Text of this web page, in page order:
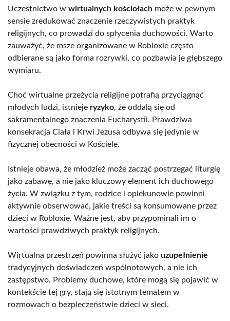
Uczestnictwo w wirtualnych kościołach może w pewnym
sensie zredukować znaczenie rzeczywistych praktyk
religijnych, co prowadzi do spłycenia duchowości. Warto
zauważyć, że msze organizowane w Robloxie często
odbierane są jako forma rozrywki, co pozbawia je głębszego
wymiaru.
Choć wirtualne przeżycia religijne potrafią przyciągnąć
młodych ludzi, istnieje ryzyko, że oddalą się od
sakramentalnego znaczenia Eucharystii. Prawdziwa
konsekracja Ciała i Krwi Jezusa odbywa się jedynie w
fizycznej obecności w Kościele.
Istnieje obawa, że młodzież może zacząć postrzegać liturgię
jako zabawę, a nie jako kluczowy element ich duchowego
życia. W związku z tym, rodzice i opiekunowie powinni
aktywnie obserwować, jakie treści są konsumowane przez
dzieci w Robloxie. Ważne jest, aby przypominali im o
wartości prawdziwych praktyk religijnych.
Wirtualna przestrzeń powinna służyć jako uzupełnienie
tradycyjnych doświadczeń wspólnotowych, a nie ich
zastępstwo. Problemy duchowe, które mogą się pojawić w
kontekście tej gry, stają się istotnym tematem w
rozmowach o bezpieczeństwie dzieci w sieci.